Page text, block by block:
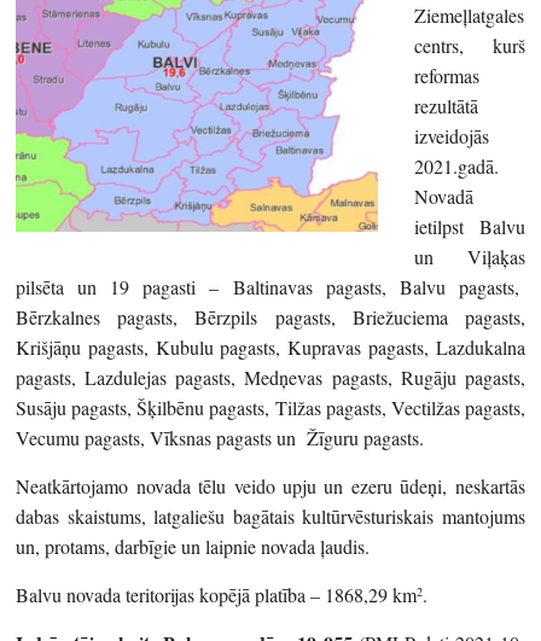
Ziemeļlatgales
centrs, kurš
reformas
rezultātā
izveidojās
2021.gadā.
Novadā
ietilpst Balvu
un Viļaķas
pilsēta un 19 pagasti – Baltinavas pagasts, Balvu pagasts,
Bērzkalnes pagasts, Bērzpils pagasts, Briežuciema pagasts,
Krišjāņu pagasts, Kubulu pagasts, Kupravas pagasts, Lazdukalna
pagasts, Lazdulejas pagasts, Medņevas pagasts, Rugāju pagasts,
Susāju pagasts, Šķilbēnu pagasts, Tilžas pagasts, Vectilžas pagasts,
Vecumu pagasts, Vīksnas pagasts un Žīguru pagasts.
Neatkārtojamo novada tēlu veido upju un ezeru ūdeņi, neskartās
dabas skaistums, latgaliešu bagātais kultūrvēsturiskais mantojums
un, protams, darbīgie un laipnie novada ļaudis.
Balvu novada teritorijas kopējā platība – 1868,29 km2.